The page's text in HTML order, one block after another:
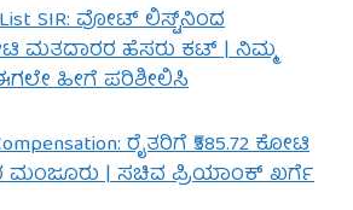
List SIR: ವೋಟ್ ಲಿಸ್ಟ್‌ನಿಂದ
ಮತದಾರರ ಹೆಸರು ಕಟ್ | ನಿಮ್ಮ
ಹೀಗೆ ಪರಿಶೀಲಿಸಿ
ರೈತರಿಗೆ ₹585.72 ಕೋಟಿ
| ಸಚಿವ ಪ್ರಿಯಾಂಕ್ ಖರ್ಗೆ